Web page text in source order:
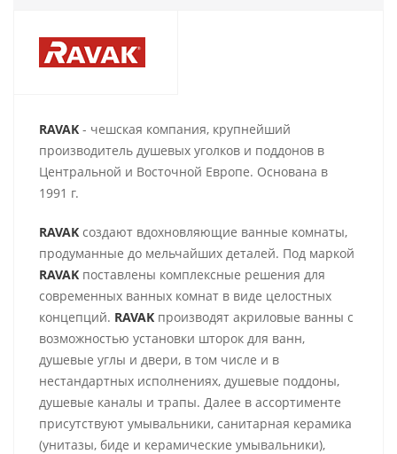
RAVAK - чешская компания, крупнейший
производитель душевых уголков и поддонов в
Центральной и Восточной Европе. Основана в
1991 г.
RAVAK создают вдохновляющие ванные комнаты,
продуманные до мельчайших деталей. Под маркой
RAVAK поставлены комплексные решения для
современных ванных комнат в виде целостных
концепций. RAVAK производят акриловые ванны с
возможностью установки шторок для ванн,
душевые углы и двери, в том числе и в
нестандартных исполнениях, душевые поддоны,
душевые каналы и трапы. Далее в ассортименте
присутствуют умывальники, санитарная керамика
(унитазы, биде и керамические умывальники),